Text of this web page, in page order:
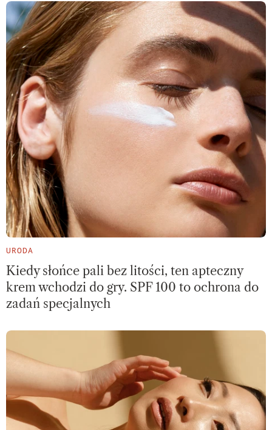
URODA
Kiedy słońce pali bez litości, ten apteczny
krem wchodzi do gry. SPF 100 to ochrona do
zadań specjalnych